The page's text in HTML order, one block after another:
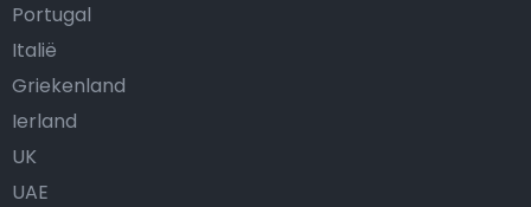
Portugal
Italië
Griekenland
Ierland
UK
UAE